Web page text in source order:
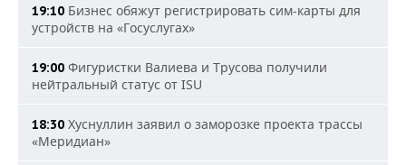
19:10 Бизнес обяжут регистрировать сим-карты для
устройств на «Госуслугах»
19:00 Фигуристки Валиева и Трусова получили
нейтральный статус от ISU
18:30 Хуснуллин заявил о заморозке проекта трассы
«Меридиан»